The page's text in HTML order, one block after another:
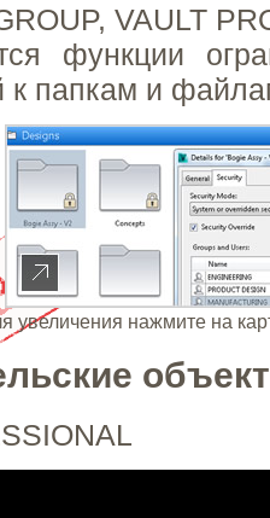
VAULT
функции
к папкам и
увеличения нажмите на